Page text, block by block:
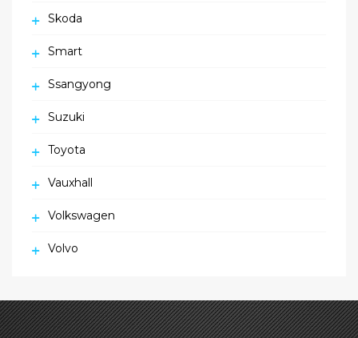
Skoda
Smart
Ssangyong
Suzuki
Toyota
Vauxhall
Volkswagen
Volvo